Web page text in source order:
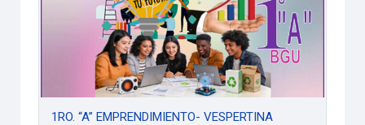
1RO. “A” EMPRENDIMIENTO- VESPERTINA